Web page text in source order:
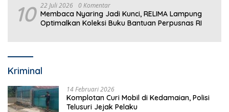
10 22 Juli 2026 0 Komentar
Membaca Nyaring Jadi Kunci, RELIMA Lampung
Optimalkan Koleksi Buku Bantuan Perpusnas RI
Kriminal
14 Februari 2026
Komplotan Curi Mobil di Kedamaian, Polisi
Telusuri Jejak Pelaku